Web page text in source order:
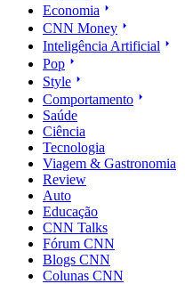
Economia
CNN Money
Inteligência Artificial
Pop
Style
Comportamento
Saúde
Ciência
Tecnologia
Viagem & Gastronomia
Review
Auto
Educação
CNN Talks
Fórum CNN
Blogs CNN
Colunas CNN